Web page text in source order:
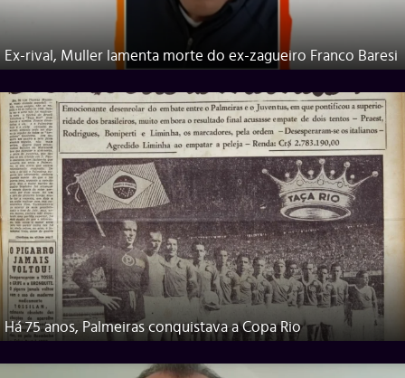
Ex-rival, Muller lamenta morte do ex-zagueiro Franco Baresi
Há 75 anos, Palmeiras conquistava a Copa Rio